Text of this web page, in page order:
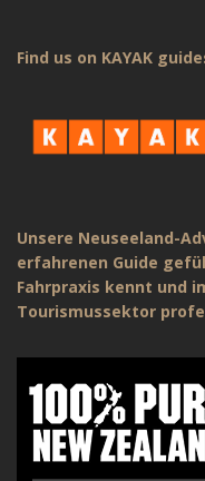
Find us on KAYAK
Unsere Neuseeland-
erfahrenen Guide
Fahrpraxis kennt und
Tourismussektor